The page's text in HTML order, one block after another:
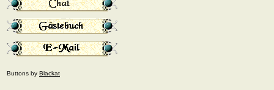
Buttons by Blackat